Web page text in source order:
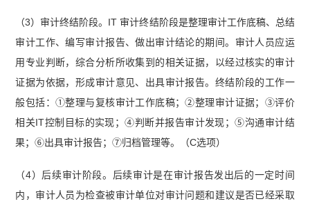
（3）审计终结阶段。IT 审计终结阶段是整理审计工作底稿、总结
审计工作、编写审计报告、做出审计结论的期间。审计人员应运
用专业判断，综合分析所收集到的相关证据，以经过核实的审计
证据为依据，形成审计意见、出具审计报告。终结阶段的工作一
般包括：①整理与复核审计工作底稿；②整理审计证据；③评价
相关IT控制目标的实现；④判断并报告审计发现；⑤沟通审计结
果；⑥出具审计报告；⑦归档管理等。（C选项）
（4）后续审计阶段。后续审计是在审计报告发出后的一定时间
内，审计人员为检查被审计单位对审计问题和建议是否已经采取